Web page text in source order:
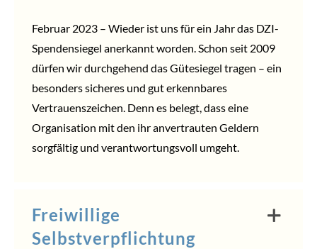
Februar 2023 – Wieder ist uns für ein Jahr das DZI-
Spendensiegel anerkannt worden. Schon seit 2009
dürfen wir durchgehend das Gütesiegel tragen – ein
besonders sicheres und gut erkennbares
Vertrauenszeichen. Denn es belegt, dass eine
Organisation mit den ihr anvertrauten Geldern
sorgfältig und verantwortungsvoll umgeht.
Freiwillige
Selbstverpflichtung